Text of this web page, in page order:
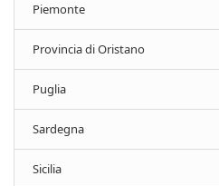
Piemonte
Provincia di Oristano
Puglia
Sardegna
Sicilia